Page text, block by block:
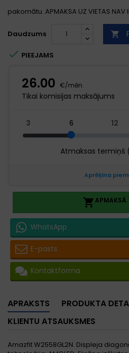
pakomātu. APMAKSA UZ VIETAS NAV
Daudzums 
 PIEEJAMS
APMAKSĀ
WhatsApp
E-pasts
Kontaktforma
APRAKSTS
PRODUKTA
KLIENTU ATSAUKSMES
Amazfit W2558GL2N. Displeja